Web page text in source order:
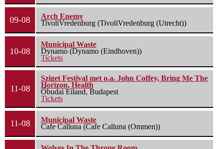
09-08
Arch Enemy
TivoliVredenburg (TivoliVredenburg (Utrecht))
10-08
Municipal Waste
Dynamo (Dynamo (Eindhoven))
Tickets
11-08
Sziget Festival met o.a. John Coffey, Bring Me The
Horizon, Health
Óbudai Eiland, Budapest
Tickets
11-08
Municipal Waste
Cafe Calluna (Cafe Calluna (Ommen))